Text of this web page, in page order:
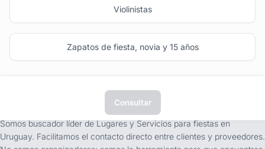
Violinistas
Zapatos de fiesta, novia y 15 años
Consultar
Somos buscador líder de Lugares y Servicios para fiestas en
Uruguay. Facilitamos el contacto directo entre clientes y proveedores.